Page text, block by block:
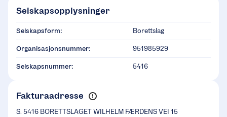
Selskapsopplysninger
Selskapsform: Borettslag
Organisasjonsnummer: 951985929
Selskapsnummer: 5416
Fakturaadresse
S. 5416 BORETTSLAGET WILHELM FÆRDENS VEI 15